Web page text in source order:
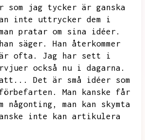
som jag tycker är ganska
inte uttrycker dem i
pratar om sina idéer.
säger.
Han återkommer
ofta.
Jag har sett i
också nu i dagarna.
att...
Det är små idéer som
Man kanske får
någonting,
man kan skymta
inte kan artikulera